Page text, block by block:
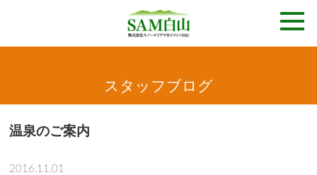
スタッフブログ
温泉のご案内
2016.11.01